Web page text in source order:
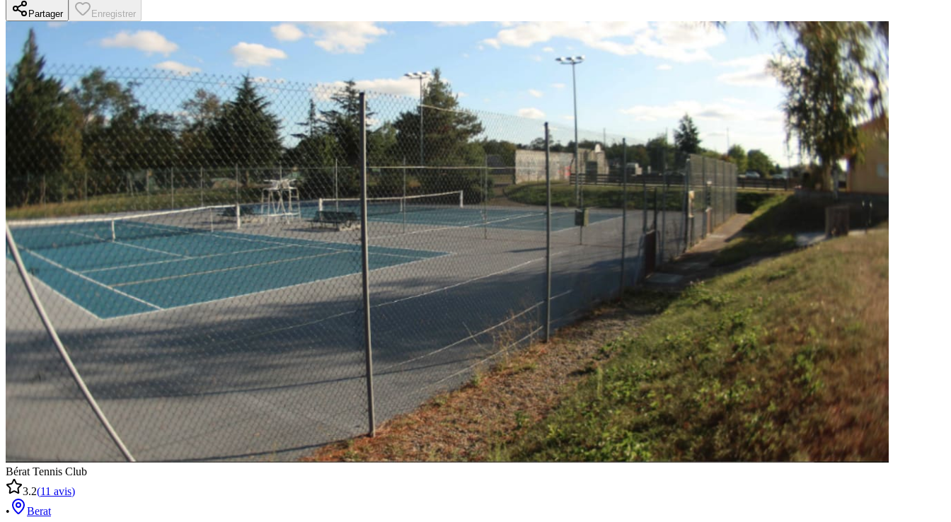
Partager Enregistrer
Bérat Tennis Club
3.2(11 avis)
•
Berat